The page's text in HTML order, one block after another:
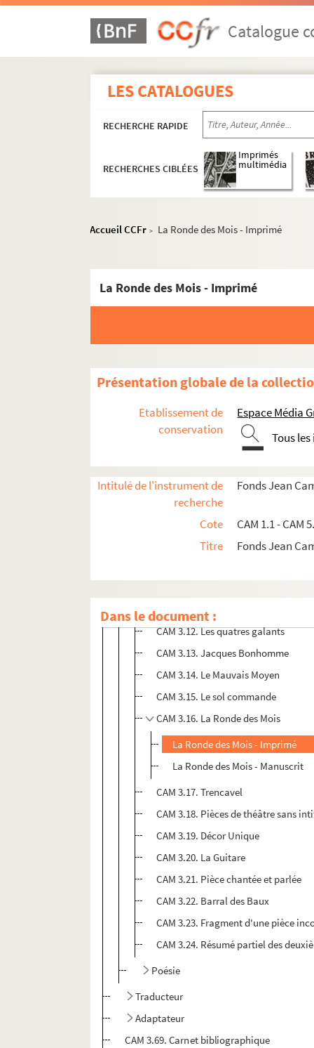
Catalogue
LES CATALOGUES
RECHERCHE RAPIDE
RECHERCHES CIBLÉES
Imprimés
multimédia
Accueil CCFr > La Ronde des Mois - Imprimé
La Ronde des Mois - Imprimé
Présentation globale de la
Etablissement de
conservation
Espace Média
Tous
Intitulé de l'instrument de
recherche
Fonds Jean
Cote
CAM 1.1 - CAM
Titre
Fonds Jean
Dans le document :
Documents personnels
Thèse sur Peréda
Roman
CAM 3.12. Les quatres galants
CAM 3.13. Jacques Bonhomme
CAM 3.14. Le Mauvais Moyen
CAM 3.15. Le sol commande
CAM 3.16. La Ronde des Mois
La Ronde des Mois - Imprimé
La Ronde des Mois - Manuscrit
CAM 3.17. Trencavel
CAM 3.18. Pièces de théâtre sans
CAM 3.19. Décor Unique
CAM 3.20. La Guitare
CAM 3.21. Pièce chantée et parlée
CAM 3.22. Barral des Baux
CAM 3.23. Fragment d'une pièce
CAM 3.24. Résumé partiel des
Poésie
Traducteur
Adaptateur
CAM 3.69. Carnet bibliographique